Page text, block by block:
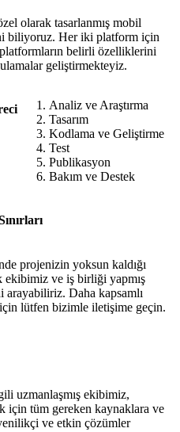
olarak tasarlanmış mobil
biliyoruz. Her iki platform için
belirli özelliklerini
geliştirmekteyiz.
Analiz ve Araştırma
Tasarım
Kodlama ve Geliştirme
Test
Publikasyon
Bakım ve Destek
projenizin yoksun kaldığı
ekibimiz ve iş birliği yapmış
Daha kapsamlı
lütfen bizimle iletişime geçin.
uzmanlaşmış ekibimiz,
için tüm gereken kaynaklara ve
ve etkin çözümler